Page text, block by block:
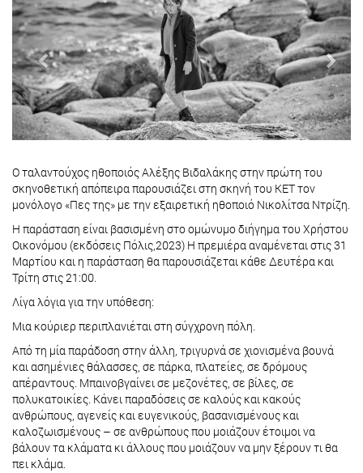
Ο ταλαντούχος ηθοποιός Αλέξης Βιδαλάκης στην πρώτη του
σκηνοθετική απόπειρα παρουσιάζει στη σκηνή του ΚΕΤ τον
μονόλογο «Πες της» με την εξαιρετική ηθοποιό Νικολίτσα Ντρίζη.
Η παράσταση είναι βασισμένη στο ομώνυμο διήγημα του Χρήστου
Οικονόμου (εκδόσεις Πόλις,2023) Η πρεμιέρα αναμένεται στις 31
Μαρτίου και η παράσταση θα παρουσιάζεται κάθε Δευτέρα και
Τρίτη στις 21:00.
Λίγα λόγια για την υπόθεση:
Μια κούριερ περιπλανιέται στη σύγχρονη πόλη.
Από τη μία παράδοση στην άλλη, τριγυρνά σε χιονισμένα βουνά
και ασημένιες θάλασσες, σε πάρκα, πλατείες, σε δρόμους
απέραντους. Μπαινοβγαίνει σε μεζονέτες, σε βίλες, σε
πολυκατοικίες. Κάνει παραδόσεις σε καλούς και κακούς
ανθρώπους, αγενείς και ευγενικούς, βασανισμένους και
καλοζωισμένους – σε ανθρώπους που μοιάζουν έτοιμοι να
βάλουν τα κλάματα κι άλλους που μοιάζουν να μην ξέρουν τι θα
πει κλάμα.